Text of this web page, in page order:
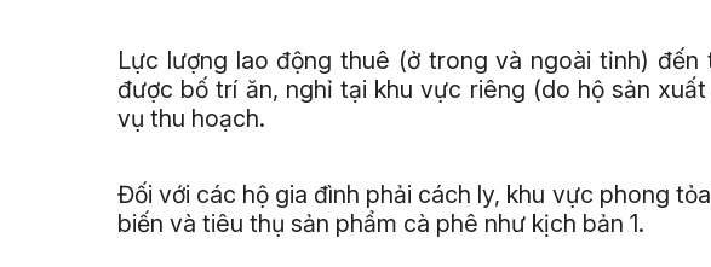
Lực lượng lao động thuê (ở trong và ngoài tỉnh)
được bố trí ăn, nghỉ tại khu vực riêng (do hộ sản
vụ thu hoạch.
Đối với các hộ gia đình phải cách ly, khu vực phong
biến và tiêu thụ sản phẩm cà phê như kịch bản 1.